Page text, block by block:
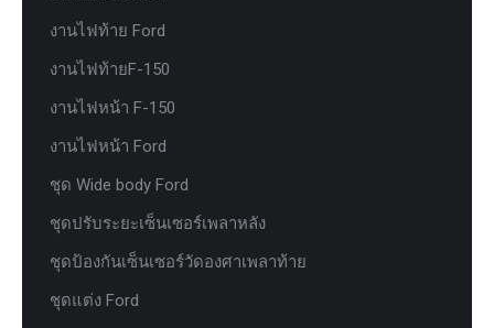
งานไฟท้าย Ford
งานไฟท้ายF-150
งานไฟหน้า F-150
งานไฟหน้า Ford
ชุด Wide body Ford
ชุดปรับระยะเซ็นเซอร์เพลาหลัง
ชุดป้องกันเซ็นเซอร์วัดองศาเพลาท้าย
ชุดแต่ง Ford